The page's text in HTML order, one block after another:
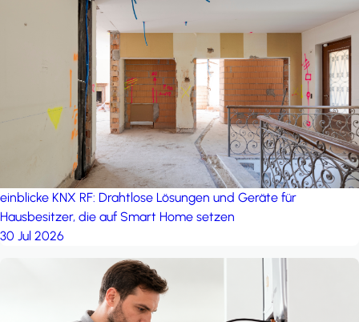
einblicke KNX RF: Drahtlose Lösungen und Geräte für
Hausbesitzer, die auf Smart Home setzen
30 Jul 2026